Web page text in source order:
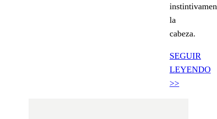
la
cabeza.
SEGUIR
LEYENDO
>>